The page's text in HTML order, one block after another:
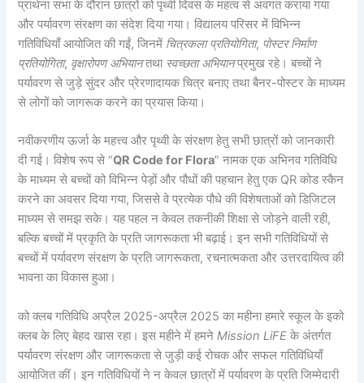
प्रार्थना सभा के दौरान छात्रों को पृथ्वी दिवस के महत्व से अवगत कराया गया
और पर्यावरण संरक्षण का संदेश दिया गया। विद्यालय परिसर में विभिन्न
गतिविधियाँ आयोजित की गईं, जिनमें चित्रकला प्रतियोगिता, पोस्टर निर्माण
प्रतियोगिता, वृक्षारोपण अभियानतथा स्वच्छता अभियानप्रमुख रहे। बच्चों ने
पर्यावरण से जुड़े सुंदर और प्रेरणादायक चित्र बनाए तथा बैनर-पोस्टर के माध्यम
से लोगों को जागरूक करने का प्रयास किया।
नवीकरणीय ऊर्जा के महत्त्व और पृथ्वी के संरक्षण हेतु सभी छात्रों को जानकारी
दी गई। विशेष रूप से “QR Code for Flora” नामक एक अभिनव गतिविधि
के माध्यम से बच्चों को विभिन्न पेड़ों और पौधों की पहचान हेतु एक QR कोड स्कैन
करने का अवसर दिया गया, जिससे वे प्रत्येक पौधे की विशेषताओं को डिजिटल
माध्यम से समझ सके। यह पहल न केवल तकनीकी शिक्षा से जोड़ने वाली रही,
बल्कि बच्चों में प्रकृति के प्रति जागरूकता भी बढ़ाई। इन सभी गतिविधियों से
बच्चों में पर्यावरण संरक्षण के प्रति जागरूकता, रचनात्मकता और उत्तरदायित्व की
भावना का विकास हुआ।
को क्लब गतिविधि अप्रैल 2025-अप्रैल 2025 का महीना हमारे स्कूल के इको
क्लब के लिए बेहद खास रहा। इस महीने में हमनेMission LiFE के अंतर्गत
पर्यावरण संरक्षण और जागरूकता से जुड़ी कई रोचक और सफल गतिविधियाँ
आयोजित कीं। इन गतिविधियों ने न केवल छात्रों में पर्यावरण के प्रति जिम्मेदारी